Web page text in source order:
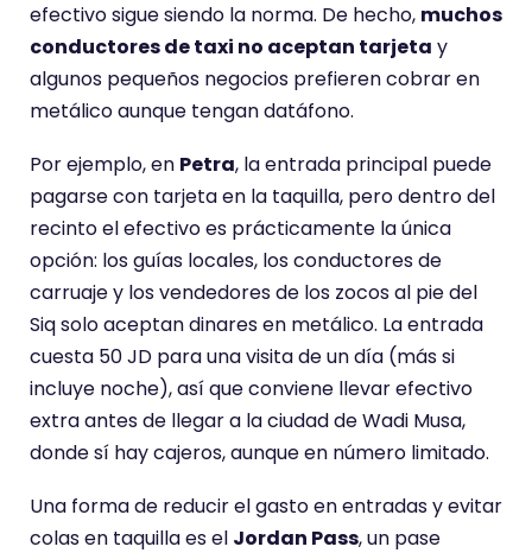
efectivo sigue siendo la norma. De hecho, muchos
conductores de taxi no aceptan tarjeta y
algunos pequeños negocios prefieren cobrar en
metálico aunque tengan datáfono.
Por ejemplo, en Petra, la entrada principal puede
pagarse con tarjeta en la taquilla, pero dentro del
recinto el efectivo es prácticamente la única
opción: los guías locales, los conductores de
carruaje y los vendedores de los zocos al pie del
Siq solo aceptan dinares en metálico. La entrada
cuesta 50 JD para una visita de un día (más si
incluye noche), así que conviene llevar efectivo
extra antes de llegar a la ciudad de Wadi Musa,
donde sí hay cajeros, aunque en número limitado.
Una forma de reducir el gasto en entradas y evitar
colas en taquilla es el Jordan Pass, un pase